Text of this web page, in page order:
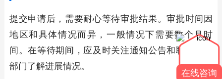
提交申请后，需要耐心等待审批结果。审批时间因
地区和具体情况而异，一般情况下需要数个月时
间。在等待期间，应及时关注通知公告和联系相关
部门了解进展情况。
在线咨询